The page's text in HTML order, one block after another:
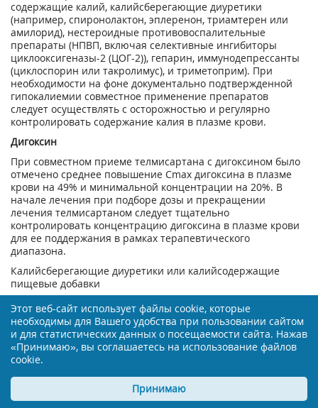
содержащие калий, калийсберегающие диуретики
(например, спиронолактон, эплеренон, триамтерен или
амилорид), нестероидные противовоспалительные
препараты (НПВП, включая селективные ингибиторы
циклооксигеназы-2 (ЦОГ-2)), гепарин, иммунодепрессанты
(циклоспорин или такролимус), и триметоприм). При
необходимости на фоне документально подтвержденной
гипокалиемии совместное применение препаратов
следует осуществлять с осторожностью и регулярно
контролировать содержание калия в плазме крови.
Дигоксин
При совместном приеме телмисартана с дигоксином было
отмечено среднее повышение Сmax дигоксина в плазме
крови на 49% и минимальной концентрации на 20%. В
начале лечения при подборе дозы и прекращении
лечения телмисартаном следует тщательно
контролировать концентрацию дигоксина в плазме крови
для ее поддержания в рамках терапевтического
диапазона.
Калийсберегающие диуретики или калийсодержащие
пищевые добавки
Антагонисты рецепторов ангиотензина II, такие как
телмисартан, снижают вызываемую диуретиком потерю
калия. Калийсберегающие диуретики, например,
спиронолактон, эплеренон, триамтерен или амилорид,
калийсодержащие пищевые добавки или заменители соли
могут привести к значимому повышению содержания
калия в плазме крови. Если сопутствующее применение
показано, поскольку имеется документально
Этот веб-сайт использует файлы cookie, которые
необходимы для Вашего удобства при пользовании сайтом
и для статистических данных о посещаемости сайта. Нажав
«Принимаю», вы соглашаетесь на использование файлов
cookie.
Принимаю